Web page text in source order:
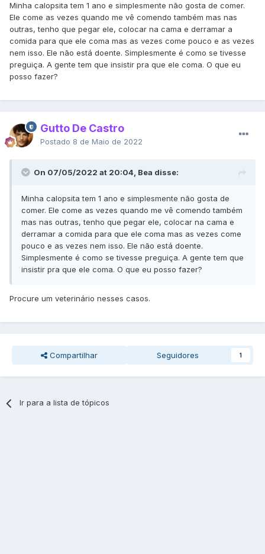
Minha calopsita tem 1 ano e simplesmente não gosta de comer.
Ele come as vezes quando me vê comendo também mas nas
outras, tenho que pegar ele, colocar na cama e derramar a
comida para que ele coma mas as vezes come pouco e as vezes
nem isso. Ele não está doente. Simplesmente é como se tivesse
preguiça. A gente tem que insistir pra que ele coma. O que eu
posso fazer?
Gutto De Castro
Postado 8 de Maio de 2022
On 07/05/2022 at 20:04, Bea disse:
Minha calopsita tem 1 ano e simplesmente não gosta de
comer. Ele come as vezes quando me vê comendo também
mas nas outras, tenho que pegar ele, colocar na cama e
derramar a comida para que ele coma mas as vezes come
pouco e as vezes nem isso. Ele não está doente.
Simplesmente é como se tivesse preguiça. A gente tem que
insistir pra que ele coma. O que eu posso fazer?
Procure um veterinário nesses casos.
Compartilhar Seguidores 1
Ir para a lista de tópicos